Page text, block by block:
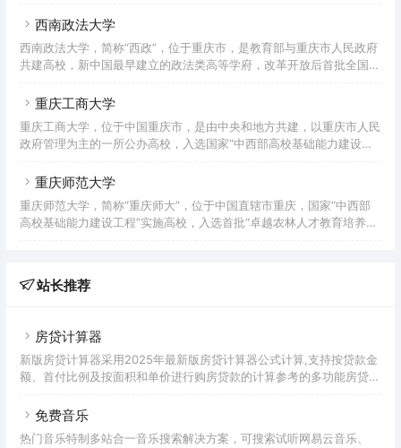
色，涵盖理、工、经、管、法、文、艺的多学科协调发展的全日制公办
越工程师教育培养计划、数据中国“百校工程”、新工科研究与实践项
目、国家级大学生创新创业训练计划、全国创新创业典型经验高校、全
西南政法大学
西南政法大学，简称“西政”，位于重庆市，是教育部与重庆市人民政府
共建高校，新中国最早建立的政法类高等学府，改革开放后首批全国重
化素质教育基地，中国政府奖学金来华留学生接收院校，国家中西部高
重点学科项目、新工科研究与实践项目、国家级大学生创新创业训练计
划实施高校，自主招生试点高校。重庆市一流学科建设高校，以法学为
中
重庆工商大学
重庆工商大学，位于中国重庆市，是由中央和地方共建，以重庆市人民
政府管理为主的一所公办高校，入选国家“中西部高校基础能力建设工
划”、“服务国家特殊需求博士人才培养项目”、“国家大学生文化素质教
是重庆市国际人文特色高校、重庆市国际交流合作示范校、重庆市一流
学科建设高校，重庆市“数字校园”示范学校和教育信息化试点单位，为
重庆师范大学
重庆师范大学，简称“重庆师大”，位于中国直辖市重庆，国家“中西部
高校基础能力建设工程”实施高校，入选首批“卓越农林人才教育培养计
史源于1906年官立川东师范学堂，主体创办于1954年1月，时名重庆师
站长推荐
房贷计算器
新版房贷计算器采用2025年最新版房贷计算器公式计算,支持按贷款金
额、首付比例及按面积和单价进行购房贷款的计算参考的多功能房贷计
贷款利率、首付、月供明细等提供计算参考。
免费音乐
热门音乐特制多站合一音乐搜索解决方案，可搜索试听网易云音乐、